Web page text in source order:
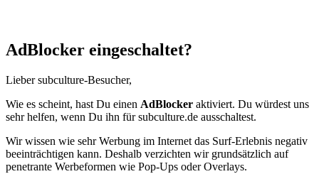
AdBlocker eingeschaltet?
Lieber subculture-Besucher,
Wie es scheint, hast Du einen AdBlocker aktiviert. Du würdest uns
sehr helfen, wenn Du ihn für subculture.de ausschaltest.
Wir wissen wie sehr Werbung im Internet das Surf-Erlebnis negativ
beeinträchtigen kann. Deshalb verzichten wir grundsätzlich auf
penetrante Werbeformen wie Pop-Ups oder Overlays.